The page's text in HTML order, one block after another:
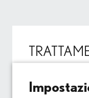
Per poter